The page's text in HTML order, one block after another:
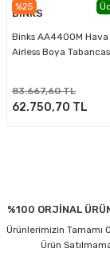
%25
BINKS
Binks AA4400M
Airless Boya
83.667,60 TL
62.750,70 TL
%100 ORJİNAL
Ürünlerimizin Tamamı
Ürün